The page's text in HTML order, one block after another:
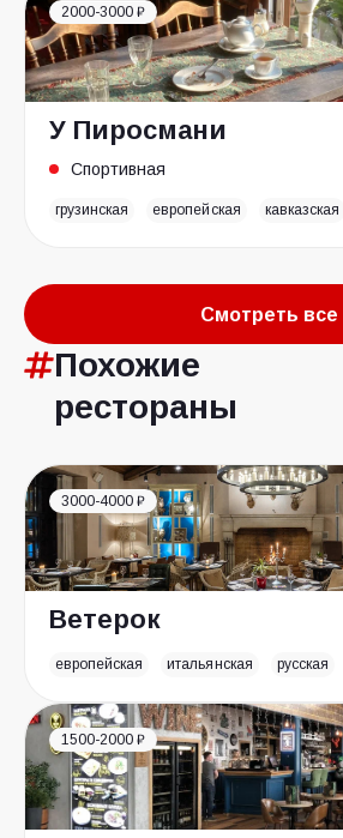
2000-3000 ₽
У Пиросмани
Спортивная
грузинская европейская кавказская
Смотреть все
Похожие
рестораны
3000-4000 ₽
Ветерок
европейская итальянская русская
1500-2000 ₽